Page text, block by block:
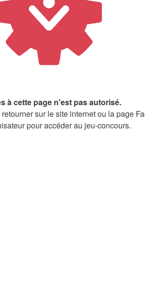
à cette page n'est pas autorisé.
sur le site internet ou la page
pour accéder au jeu-concours.